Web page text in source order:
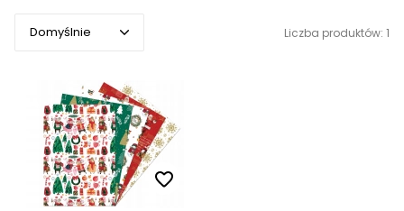
Domyślnie
Popularne
Cena rosnąco
Cena malejąco
Liczba produktów: 1